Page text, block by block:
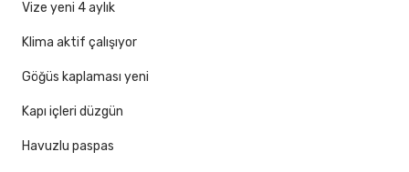
Vize yeni 4 aylık
Klima aktif çalışıyor
Göğüs kaplaması yeni
Kapı içleri düzgün
Havuzlu paspas